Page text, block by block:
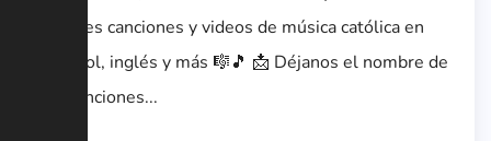
mejores canciones y videos de música católica en
español, inglés y más 🎼🎵 📩 Déjanos el nombre de
tus canciones...